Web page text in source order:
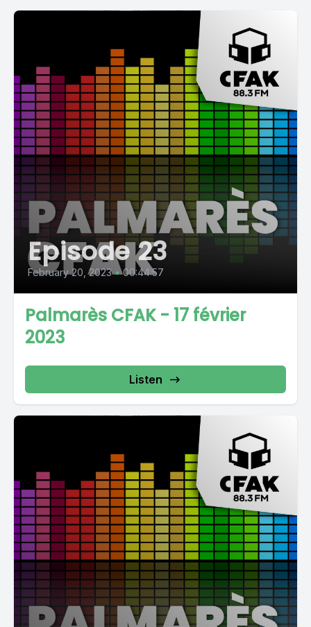
Episode 23
February 20, 2023 • 00:44:57
Palmarès CFAK - 17 février
2023
Listen